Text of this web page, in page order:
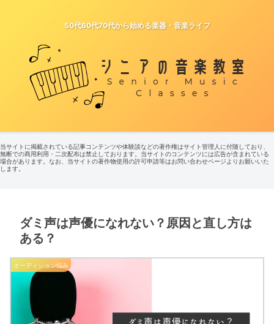
50代60代70代から始める楽器・音楽ライフ
当サイトに掲載されている記事コンテンツや体験談などの著作権はサイト管理人に付随しており、
無断での商用利用・二次配布は禁止しております。当サイトのコンテンツには広告が含まれている
場合があります。なお、当サイトの著作物使用の許可申請等はお問い合わせページよりお願いいた
します。
ダミ声は声優になれない？原因と直し方は
ある？
オーディション悩み